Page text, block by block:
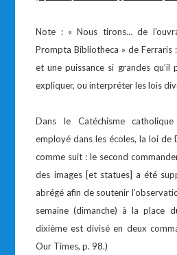
Note : « Nous tirons… de
Prompta Bibliotheca » de Ferraris
et une puissance si grandes qu’il
expliquer, ou interpréter les lois
Dans le Catéchisme
employé dans les écoles, la loi de
comme suit : le second
des images [et statues] a été
abrégé afin de soutenir
semaine (dimanche) à la place
dixième est divisé en deux
Our Times, p. 98.)